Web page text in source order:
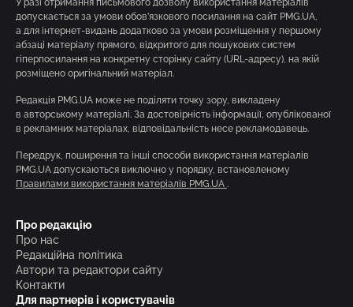
допускається за умови обов’язкового посилання на сайт PMG.UA,
а для інтернет-видань додатково за умови розміщення у першому
абзаці матеріалу прямого, відкритого для пошукових систем
гіперпосилання на конкретну сторінку сайту (URL-адресу), на якій
розміщено оригінальний матеріал.
Редакція PMG.UA може не поділяти точку зору, викладену
в авторському матеріалі. За достовірність інформації, опублікованої
в рекламних матеріалах, відповідальність несе рекламодавець.
Передрук, поширення та інші способи використання матеріалів
PMG.UA допускаються виключно у порядку, встановленому
Правилами використання матеріалів PMG.UA .
Про редакцію
Про нас
Редакційна політика
Автори та редактори сайту
Контакти
Для партнерів і користувачів